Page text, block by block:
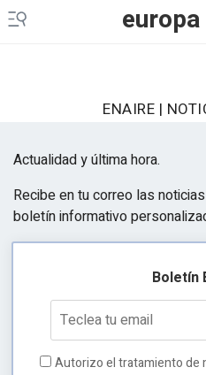
europa
ENAIRE |
Actualidad y última hora.
Recibe en tu correo las
boletín informativo
Boletín
Autorizo el tratamiento de